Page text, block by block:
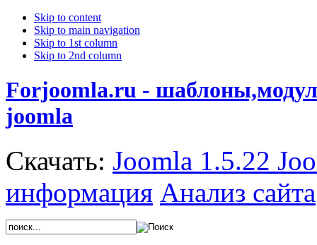
Skip to content
Skip to main navigation
Skip to 1st column
Skip to 2nd column
Forjoomla.ru -
joomla
Скачать: Joomla 1.5.22
информация Анализ сайта